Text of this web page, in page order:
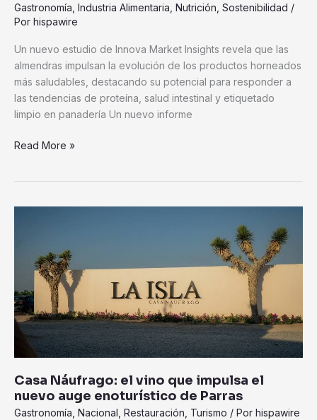
Gastronomía Industria Alimentaria Nutrición Sostenibilidad /
Por hispawire
Un nuevo estudio de Innova Market Insights revela que las
almendras impulsan la evolución de los productos horneados
más saludables, destacando su potencial para responder a
las tendencias de proteína, salud intestinal y etiquetado
limpio en panadería Un nuevo informe
Read More »
Casa Náufrago: el vino que impulsa el
nuevo auge enoturístico de Parras
Gastronomía, Nacional, Restauración, Turismo / Por hispawire
impulsa
el
nuevo
auge
enoturístico
de
Parras